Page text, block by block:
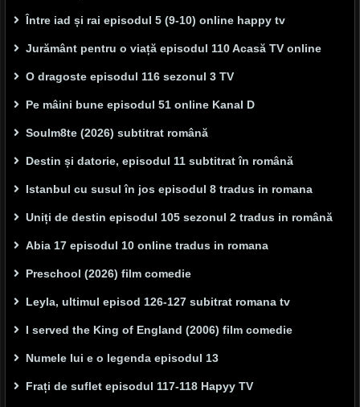
Între iad și rai episodul 5 (9-10) online happy tv
Jurământ pentru o viață episodul 110 Acasă TV online
O dragoste episodul 116 sezonul 3 TV
Pe mâini bune episodul 51 online Kanal D
Soulm8te (2026) subtitrat română
Destin și datorie, episodul 11 subtitrat în română
Istanbul cu susul în jos episodul 8 tradus in romana
Uniți de destin episodul 105 sezonul 2 tradus in română
Abia 17 episodul 10 online tradus in romana
Preschool (2026) film comedie
Leyla, ultimul episod 126-127 subitrat romana tv
I served the King of England (2006) film comedie
Numele lui e o legenda episodul 13
Frați de suflet episodul 117-118 Hapyy TV